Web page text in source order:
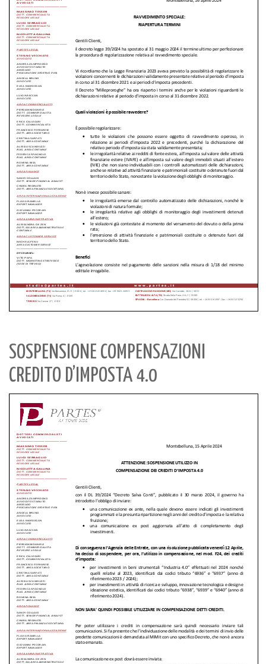
SOSPENSIONE COMPENSAZIONI
CREDITO D’IMPOSTA 4.0